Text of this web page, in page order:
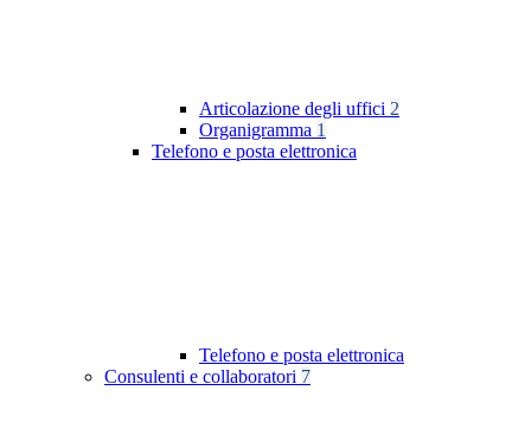
Articolazione degli uffici 2
Organigramma 1
Telefono e posta elettronica
Telefono e posta elettronica
Consulenti e collaboratori 7